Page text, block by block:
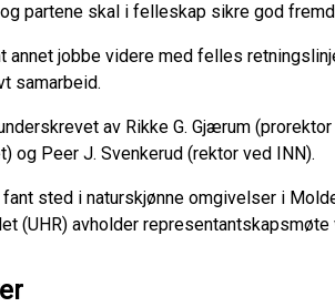
partene skal i felleskap sikre god
annet jobbe videre med felles
samarbeid.
av Rikke G. Gjærum
og Peer J. Svenkerud (rektor ved INN).
fant sted i naturskjønne omgivelser i
(UHR) avholder